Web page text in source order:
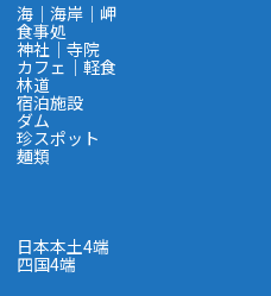
海｜海岸｜岬
食事処
神社｜寺院
カフェ｜軽食
林道
宿泊施設
ダム
珍スポット
麺類
日本本土4端
四国4端